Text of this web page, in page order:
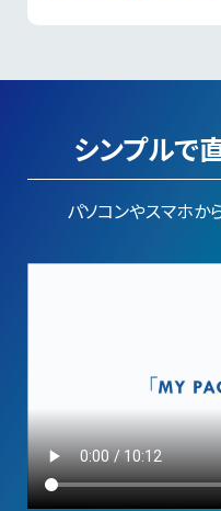
シンプルで
パソコンやスマホ